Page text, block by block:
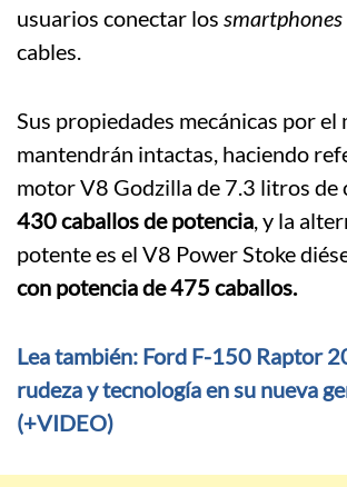
usuarios conectar los smartphones
cables.
Sus propiedades mecánicas por el
mantendrán intactas, haciendo
motor V8 Godzilla de 7.3 litros de
430 caballos de potencia, y la
potente es el V8 Power Stoke
con potencia de 475 caballos.
Lea también: Ford F-150 Raptor
rudeza y tecnología en su nueva
(+VIDEO)